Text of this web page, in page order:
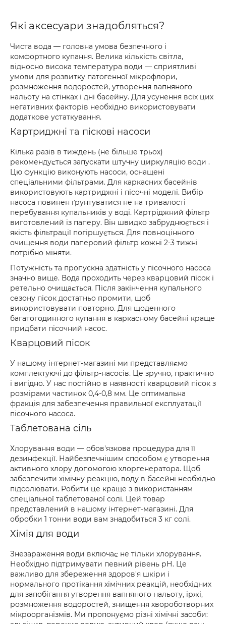
Які аксесуари знадобляться?
Чиста вода — головна умова безпечного і
комфортного купання. Велика кількість світла,
відносно висока температура води — сприятливі
умови для розвитку патогенної мікрофлори,
розмноження водоростей, утворення вапняного
нальоту на стінках і дні басейну. Для усунення всіх цих
негативних факторів необхідно використовувати
додаткове устаткування.
Картриджні та піскові насоси
Кілька разів в тиждень (не більше трьох)
рекомендується запускати штучну циркуляцію води .
Цю функцію виконують насоси, оснащені
спеціальними фільтрами. Для каркасних басейнів
використовують картриджні і пісочні моделі. Вибір
насоса повинен ґрунтуватися не на тривалості
перебування купальників у воді. Картріджний фільтр
виготовлений із паперу. Він швидко забруднюється і
якість фільтрації погіршується. Для повноцінного
очищення води паперовий фільтр кожні 2-3 тижні
потрібно міняти.
Потужність та пропускна здатність у пісочного насоса
значно вище. Вода проходить через кварцовий пісок і
ретельно очищається. Після закінчення купального
сезону пісок достатньо промити, щоб
використовувати повторно. Для щоденного
багатогодинного купання в каркасному басейні краще
придбати пісочний насос.
Кварцовий пісок
У нашому інтернет-магазині ми представляємо
комплектуючі до фільтр-насосів. Це зручно, практично
і вигідно. У нас постійно в наявності кварцовий пісок з
розмірами частинок 0,4-0,8 мм. Це оптимальна
фракція для забезпечення правильної експлуатації
пісочного насоса.
Таблетована сіль
Хлорування води — обов'язкова процедура для її
дезинфекції. Найбезпечнішим способом є утворення
активного хлору допомогою хлоргенератора. Щоб
забезпечити хімічну реакцію, воду в басейні необхідно
підсолювати. Робити це краще з використанням
спеціальної таблетованої солі. Цей товар
представлений в нашому інтернет-магазині. Для
обробки 1 тонни води вам знадобиться 3 кг солі.
Хімія для води
Знезараження води включає не тільки хлорування.
Необхідно підтримувати певний рівень рН. Це
важливо для збереження здоров'я шкіри і
нормального протікання хімічних реакцій, необхідних
для запобігання утворення вапняного нальоту, іржі,
розмноження водоростей, знищення хвороботворних
мікроорганізмів. Ми пропонуємо різні хімічні засоби: